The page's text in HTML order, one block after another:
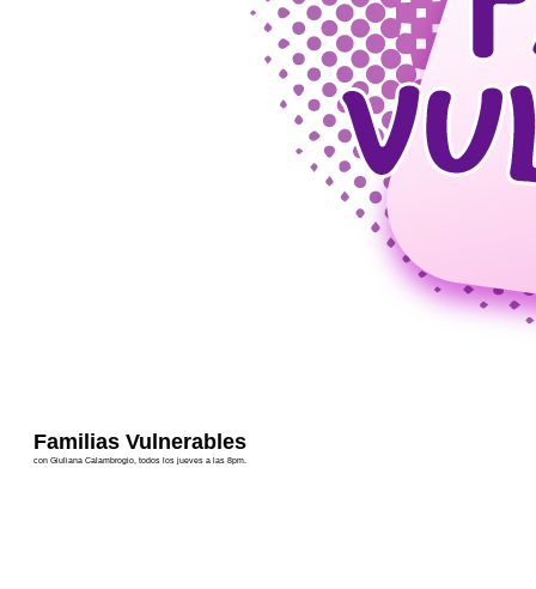
Familias Vulnerables
con Giuliana Calambrogio, todos los jueves a las 8pm.